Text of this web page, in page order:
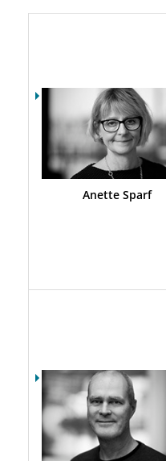
Anette Sparf